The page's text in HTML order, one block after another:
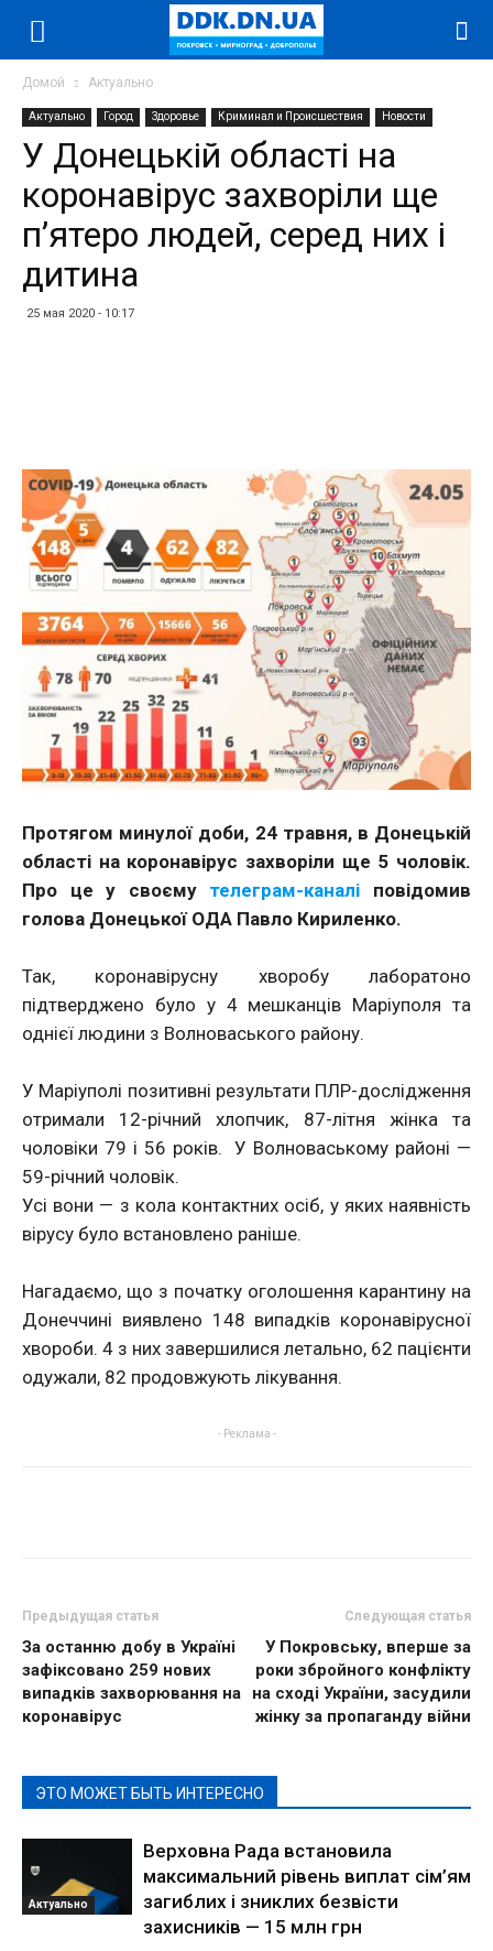
Домой Актуально
Актуально Город Здоровье Криминал и Происшествия Новости
У Донецькій області на
коронавірус захворіли ще
п’ятеро людей, серед них і
дитина
25 мая 2020 - 10:17
Протягом минулої доби, 24 травня, в Донецькій
області на коронавірус захворіли ще 5 чоловік.
Про це у своєму телеграм-каналі повідомив
голова Донецької ОДА Павло Кириленко.
Так, коронавірусну хворобу лаборатоно
підтверджено було у 4 мешканців Маріуполя та
однієї людини з Волноваського району.
У Маріуполі позитивні результати ПЛР-дослідження
отримали 12-річний хлопчик, 87-літня жінка та
чоловіки 79 і 56 років. У Волноваському районі —
59-річний чоловік.
Усі вони — з кола контактних осіб, у яких наявність
вірусу було встановлено раніше.
Нагадаємо, що з початку оголошення карантину на
Донеччині виявлено 148 випадків коронавірусної
хвороби. 4 з них завершилися летально, 62 пацієнти
одужали, 82 продовжують лікування.
- Реклама -
Предыдущая статья
За останню добу в Україні
зафіксовано 259 нових
випадків захворювання на
коронавірус
Следующая статья
У Покровську, вперше за
роки збройного конфлікту
на сході України, засудили
жінку за пропаганду війни
ЭТО МОЖЕТ БЫТЬ ИНТЕРЕСНО
Актуально
Верховна Рада встановила
максимальний рівень виплат сім’ям
загиблих і зниклих безвісти
захисників — 15 млн грн